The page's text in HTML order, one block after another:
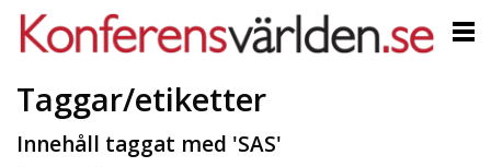
Taggar/etiketter
Innehåll taggat med 'SAS'